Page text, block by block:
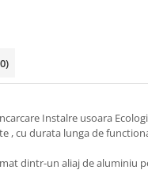
Instalre usoara
, cu durata lunga de
dintr-un aliaj de aluminiu